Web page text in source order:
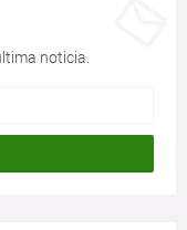
noticia.